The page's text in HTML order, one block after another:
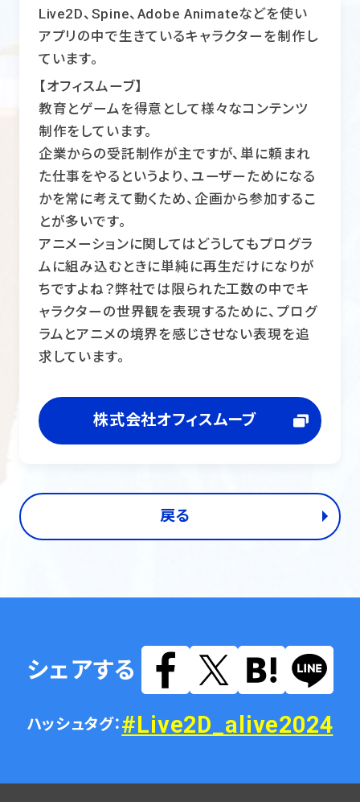
Live2D、Spine、Adobe Animateなどを使い
アプリの中で生きているキャラクターを制作し
ています。
【オフィスムーブ】
教育とゲームを得意として様々なコンテンツ
制作をしています。
企業からの受託制作が主ですが、単に頼まれ
た仕事をやるというより、ユーザーためになる
かを常に考えて動くため、企画から参加するこ
とが多いです。
アニメーションに関してはどうしてもプログラ
ムに組み込むときに単純に再生だけになりが
ちですよね？弊社では限られた工数の中でキ
ャラクターの世界観を表現するために、プログ
ラムとアニメの境界を感じさせない表現を追
求しています。
株式会社オフィスムーブ
戻る
シェアする
ハッシュタグ：#Live2D_alive2024